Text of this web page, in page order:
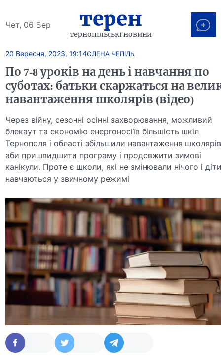
Чет, 06 Бер терен
тернопільські новини
20 Вересня, 2023, 19:14ОЛЕНА ЧЕПІЛЬ
По 7-8 уроків на день і навчання по
суботах: батьки скаржаться на
навантаження школярів (відео)
Через війну, сезонні осінні захворювання, можливий
блекаут та економію енергоносіїв більшість шкіл
Тернополя і області збільшили навантаження
аби пришвидшити програму і продовжити зимові
канікули. Проте є школи, які не змінювали нічого і
навчаються у звичному режимі